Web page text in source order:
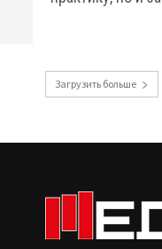
Загрузить больше